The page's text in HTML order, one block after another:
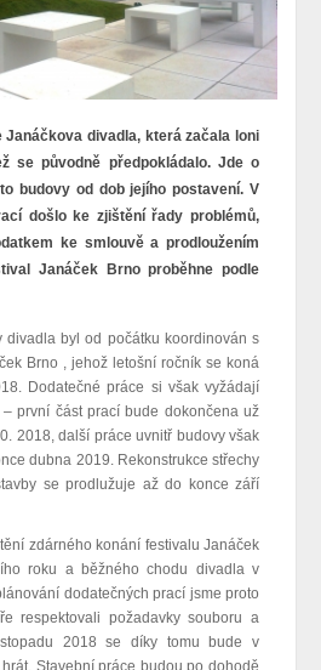
divadla, která začala loni
se původně předpokládalo. Jde o
budovy od dob jejího postavení. V
došlo ke zjištění řady problémů,
ke smlouvě a prodloužením
Janáček Brno proběhne podle
divadla byl od počátku koordinován s
Brno , jehož letošní ročník se koná
Dodatečné práce si však vyžádají
první část prací bude dokončena už
2018, další práce uvnitř budovy však
dubna 2019. Rekonstrukce střechy
se prodlužuje až do konce září
zdárného konání festivalu Janáček
roku a běžného chodu divadla v
dodatečných prací jsme proto
respektovali požadavky souboru a
2018 se díky tomu bude v
Stavební práce budou po dohodě